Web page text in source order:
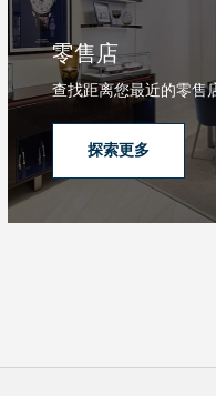
零售店
查找距离您最近的零售
探索更多